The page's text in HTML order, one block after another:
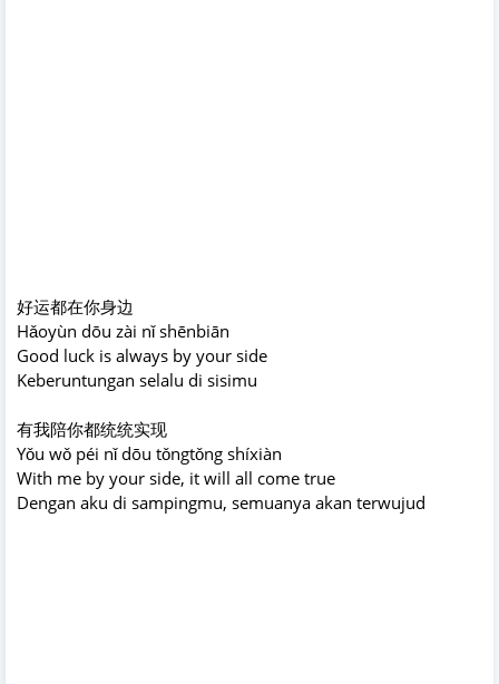
好运都在你身边
Hǎoyùn dōu zài nǐ shēnbiān
Good luck is always by your side
Keberuntungan selalu di sisimu
有我陪你都统统实现
Yǒu wǒ péi nǐ dōu tǒngtǒng shíxiàn
With me by your side, it will all come true
Dengan aku di sampingmu, semuanya akan terwujud